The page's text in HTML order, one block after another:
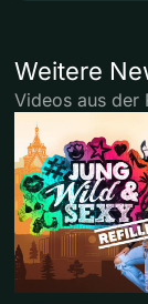
Weitere
Videos aus der